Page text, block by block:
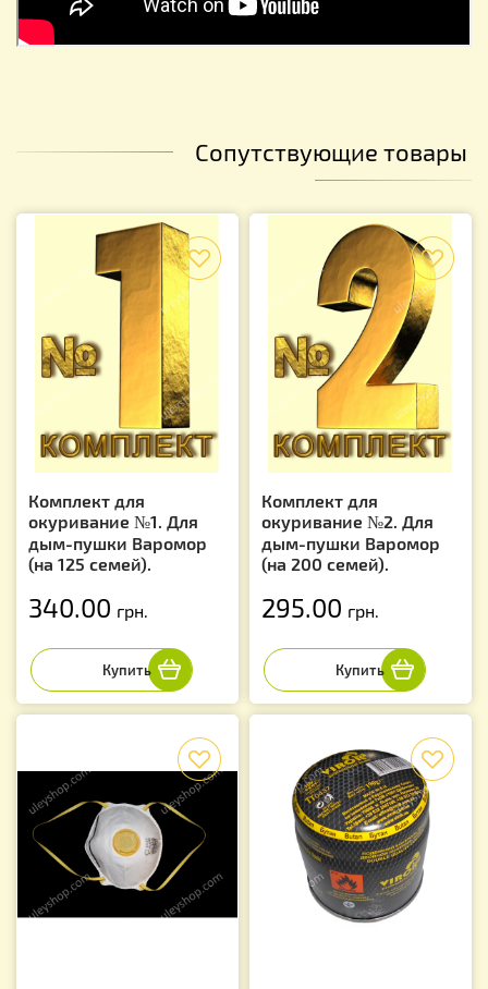
Сопутствующие товары
Комплект для
окуривание №1. Для
дым-пушки Варомор
(на 125 семей).
340.00 грн.
Комплект для
окуривание №2. Для
дым-пушки Варомор
(на 200 семей).
295.00 грн.